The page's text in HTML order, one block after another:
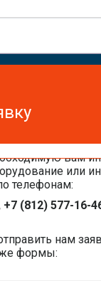
Оставить
вам
или
телефонам:
+7 (812) 577-16-
нам
формы:
Segnetics на